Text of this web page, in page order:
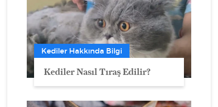
Kediler Hakkında Bilgi
Kediler Nasıl Tıraş Edilir?